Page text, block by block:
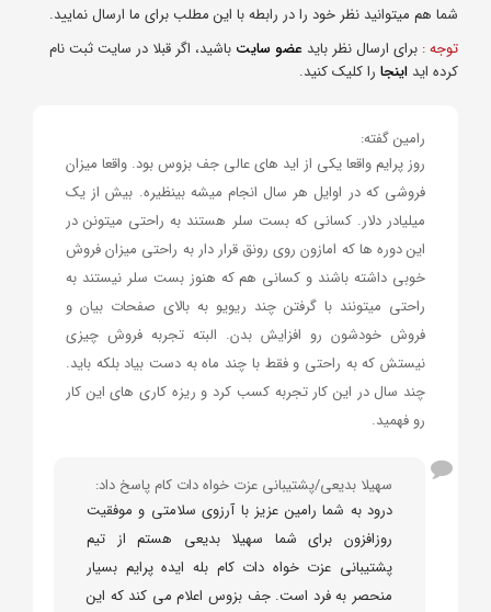
شما هم میتوانید نظر خود را در رابطه با این مطلب برای ما ارسال نمایید.
توجه : برای ارسال نظر باید عضو سایت باشید، اگر قبلا در سایت ثبت نام
کرده اید اینجا را کلیک کنید.
رامین گفته:
روز پرایم واقعا یکی از اید های عالی جف بزوس بود. واقعا میزان
فروشی که در اوایل هر سال انجام میشه بینظیره. بیش از یک
میلیادر دلار. کسانی که بست سلر هستند به راحتی میتونن در
این دوره ها که امازون روی رونق قرار دار به راحتی میزان فروش
خوبی داشته باشند و کسانی هم که هنوز بست سلر نیستند به
راحتی میتونند با گرفتن چند ریویو به بالای صفحات بیان و
فروش خودشون رو افزایش بدن. البته تجربه فروش چیزی
نیستش که به راحتی و فقط با چند ماه به دست بیاد بلکه باید.
چند سال در این کار تجربه کسب کرد و ریزه کاری های این کار
رو فهمید.
سهیلا بدیعی/پشتیبانی عزت خواه دات کام پاسخ داد:
درود به شما رامین عزیز با آرزوی سلامتی و موفقیت
روزافزون برای شما سهیلا بدیعی هستم از تیم
پشتیبانی عزت خواه دات کام بله ایده پرایم بسیار
منحصر به فرد است. جف بزوس اعلام می کند که این